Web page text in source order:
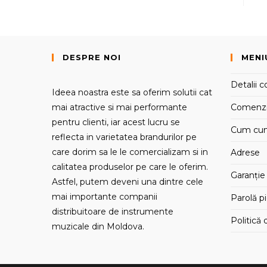
DESPRE NOI
Ideea noastra este sa oferim solutii cat
mai atractive si mai performante
pentru clienti, iar acest lucru se
reflecta in varietatea brandurilor pe
care dorim sa le le comercializam si in
calitatea produselor pe care le oferim.
Astfel, putem deveni una dintre cele
mai importante companii
distribuitoare de instrumente
muzicale din Moldova.
Detalii
Cum
Adrese
Parolă
Politică